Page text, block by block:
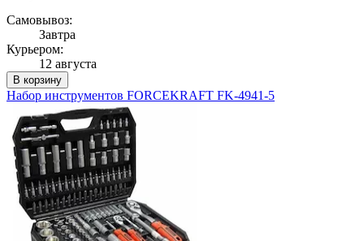
Самовывоз:
Завтра
Курьером:
12 августа
В корзину
Набор инструментов FORCEKRAFT FK-4941-5